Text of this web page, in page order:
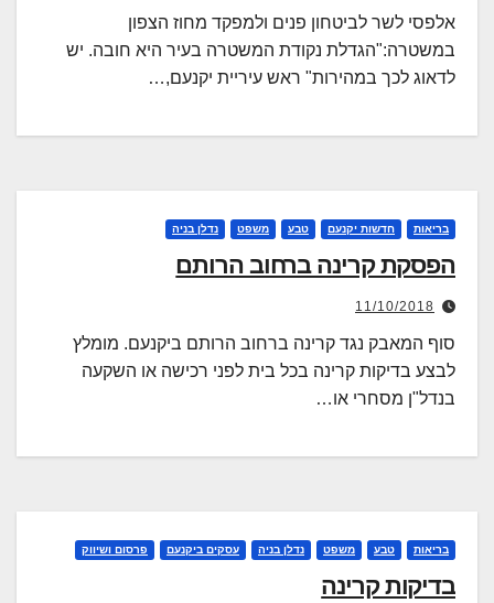
אלפסי לשר לביטחון פנים ולמפקד מחוז הצפון
במשטרה:"הגדלת נקודת המשטרה בעיר היא חובה. יש
לדאוג לכך במהירות" ראש עיריית יקנעם,…
בריאות חדשות יקנעם טבע משפט נדלן בניה
הפסקת קרינה ברחוב הרותם
11/10/2018
סוף המאבק נגד קרינה ברחוב הרותם ביקנעם. מומלץ
לבצע בדיקות קרינה בכל בית לפני רכישה או השקעה
בנדל"ן מסחרי או…
בריאות טבע משפט נדלן בניה עסקים ביקנעם פרסום ושיווק
בדיקות קרינה